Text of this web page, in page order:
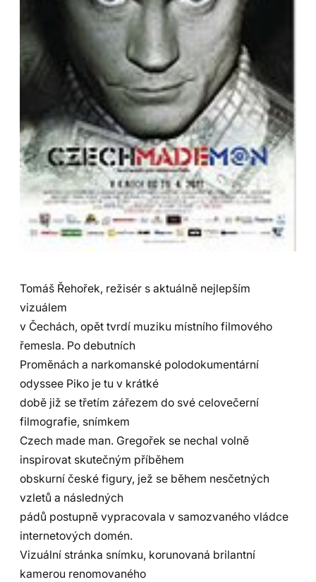
Tomáš Řehořek, režisér s aktuálně nejlepším
vizuálem
v Čechách, opět tvrdí muziku místního filmového
řemesla. Po debutních
Proměnách a narkomanské polodokumentární
odyssee Piko je tu v krátké
době již se třetím zářezem do své celovečerní
filmografie, snímkem
Czech made man. Gregořek se nechal volně
inspirovat skutečným příběhem
obskurní české figury, jež se během nesčetných
vzletů a následných
pádů postupně vypracovala v samozvaného vládce
internetových domén.
Vizuální stránka snímku, korunovaná brilantní
kamerou renomovaného